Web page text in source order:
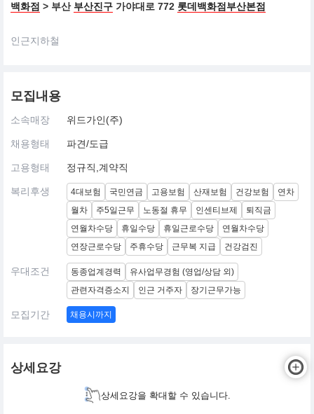
백화점 > 부산 부산진구 가야대로 772 롯데백화점부산본점
인근지하철
모집내용
소속매장 위드가인(주)
채용형태 파견/도급
고용형태 정규직,계약직
복리후생 4대보험 국민연금 고용보험 산재보험 건강보험
연차
월차
주5일근무 노동절 휴무 인센티브제
퇴직금
연월차수당
휴일수당 휴일근로수당
연월차수당
연장근로수당
주휴수당 근무복 지급 건강검진
우대조건 동종업계경력
유사업무경험 (영업/상담 외)
관련자격증소지
인근 거주자 장기근무가능
모집기간 채용시까지
상세요강
상세요강을 확대할 수 있습니다.